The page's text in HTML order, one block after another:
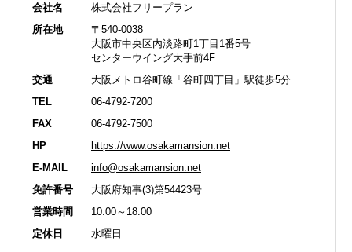
会社名
株式会社フリープラン
所在地
〒540-0038
大阪市中央区内淡路町1丁目1番5号
センターウイング大手前4F
交通
大阪メトロ谷町線「谷町四丁目」駅徒歩5分
TEL
06-4792-7200
FAX
06-4792-7500
HP
https://www.osakamansion.net
E-MAIL
info@osakamansion.net
免許番号
大阪府知事(3)第54423号
営業時間
10:00～18:00
定休日
水曜日